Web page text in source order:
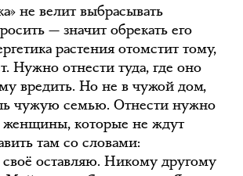
не велит выбрасывать
— значит обрекать его
растения отомстит тому,
Нужно отнести туда, где оно
вредить. Но не в чужой дом,
чужую семью. Отнести нужно
женщины, которые не ждут
там со словами:
своё оставляю. Никому другому